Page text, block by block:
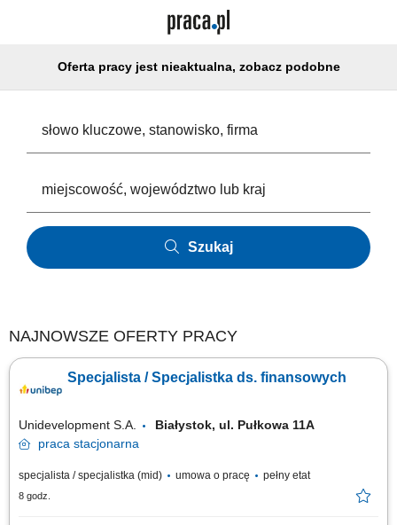
Oferta pracy jest nieaktualna, zobacz podobne
Szukaj
NAJNOWSZE OFERTY PRACY
Specjalista / Specjalistka ds. finansowych
Unidevelopment S.A.
Białystok, ul. Pułkowa 11A
praca stacjonarna
specjalista / specjalistka (mid) umowa o pracę pełny etat
8 godz.